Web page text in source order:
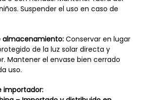
Suspender el uso en caso de
almacenamiento:Conservar en lugar
de la luz solar directa y
Mantener el envase bien cerrado
uso.
importador: